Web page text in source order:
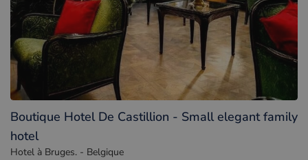
Boutique Hotel De Castillion - Small elegant family
hotel
Hotel à Bruges. - Belgique